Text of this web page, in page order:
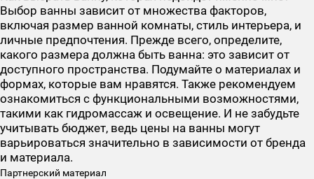
Выбор ванны зависит от множества факторов,
включая размер ванной комнаты, стиль интерьера, и
личные предпочтения. Прежде всего, определите,
какого размера должна быть ванна: это зависит от
доступного пространства. Подумайте о материалах и
формах, которые вам нравятся. Также рекомендуем
ознакомиться с функциональными возможностями,
такими как гидромассаж и освещение. И не забудьте
учитывать бюджет, ведь цены на ванны могут
варьироваться значительно в зависимости от бренда
и материала.
Партнерский материал